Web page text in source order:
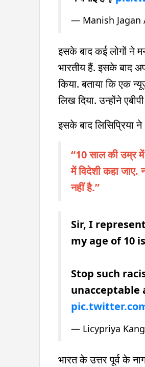
— Manish Jagan
इसके बाद कई लोगों ने
भारतीय हैं. इसके बाद
किया. बताया कि एक
लिख दिया. उन्होंने
इसके बाद लिसिप्रिया
“10 साल की उम्र
में विदेशी कहा जाए.
नहीं है.”
Sir, I
my age of 10
Stop such
unacceptable
— Licypriya
भारत के उत्तर पूर्व के